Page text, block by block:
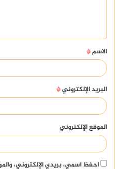
ق
*
الاسم*
البريد الإلكتروني*
الموقع الإلكتروني
احفظ اسمي، بريدي الإلكتروني،